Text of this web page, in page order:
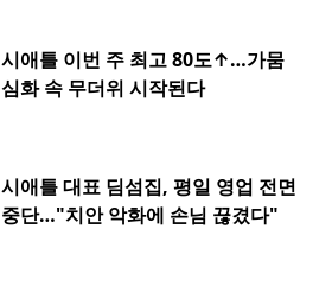
시애틀 이번 주 최고 80도↑…가뭄
심화 속 무더위 시작된다
시애틀 대표 딤섬집, 평일 영업 전면
중단…"치안 악화에 손님 끊겼다"